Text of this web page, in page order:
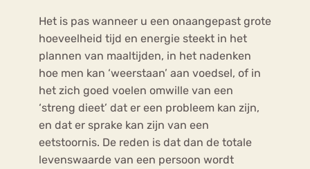
Het is pas wanneer u een onaangepast grote
hoeveelheid tijd en energie steekt in het
plannen van maaltijden, in het nadenken
hoe men kan ‘weerstaan’ aan voedsel, of in
het zich goed voelen omwille van een
‘streng dieet’ dat er een probleem kan zijn,
en dat er sprake kan zijn van een
eetstoornis. De reden is dat dan de totale
levenswaarde van een persoon wordt